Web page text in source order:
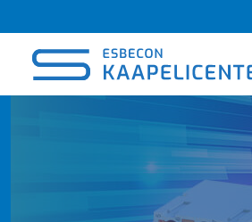
sisältöön